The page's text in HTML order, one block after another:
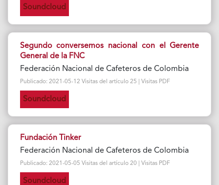
Soundcloud
Segundo conversemos nacional con el Gerente
General de la FNC
Federación Nacional de Cafeteros de Colombia
Publicado: 2021-05-12 Visitas del artículo 25 | Visitas PDF
Soundcloud
Fundación Tinker
Federación Nacional de Cafeteros de Colombia
Publicado: 2021-05-05 Visitas del artículo 20 | Visitas PDF
Soundcloud